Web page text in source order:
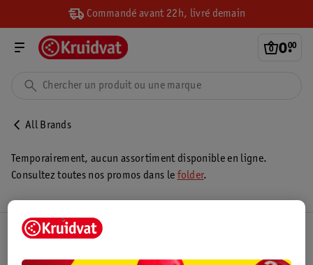
Commandé avant 22h, livré demain
0.
00
All Brands
Temporairement, aucun assortiment disponible en ligne.
Consultez toutes nos promos dans le folder.